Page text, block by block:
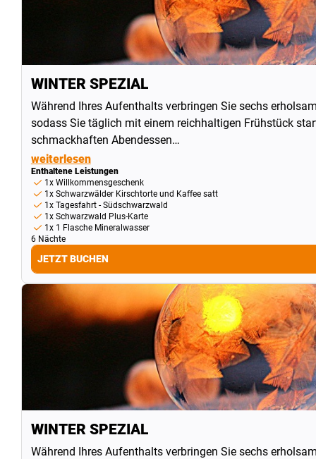
WINTER SPEZIAL
Während Ihres Aufenthalts verbringen Sie sechs
sodass Sie täglich mit einem reichhaltigen Frühstück
schmackhaften Abendessen…
weiterlesen
Enthaltene Leistungen
1x Willkommensgeschenk
1x Schwarzwälder Kirschtorte und Kaffee satt
1x Tagesfahrt - Südschwarzwald
1x Schwarzwald Plus-Karte
1x 1 Flasche Mineralwasser
6 Nächte
JETZT BUCHEN
WINTER SPEZIAL
Während Ihres Aufenthalts verbringen Sie sechs